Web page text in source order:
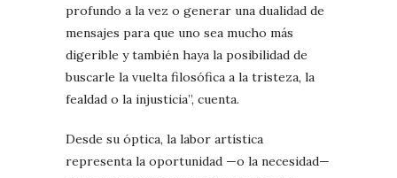
profundo a la vez o generar una dualidad de
mensajes para que uno sea mucho más
digerible y también haya la posibilidad de
buscarle la vuelta filosófica a la tristeza, la
fealdad o la injusticia”, cuenta.
Desde su óptica, la labor artística
representa la oportunidad —o la necesidad—